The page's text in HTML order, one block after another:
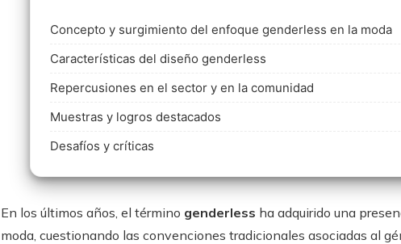
Concepto y surgimiento del enfoque genderless en la moda
Características del diseño genderless
Repercusiones en el sector y en la comunidad
Muestras y logros destacados
Desafíos y críticas
En los últimos años, el término genderless ha adquirido una
moda, cuestionando las convenciones tradicionales asociadas al